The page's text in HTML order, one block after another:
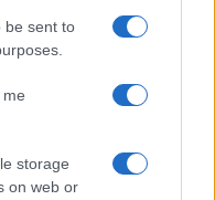
be sent to
storage
on web or